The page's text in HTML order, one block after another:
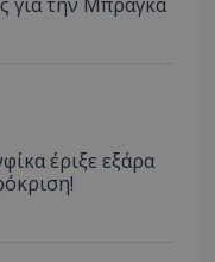
έριξε εξάρα